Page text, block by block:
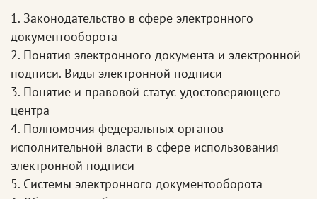
1. Законодательство в сфере электронного
документооборота
2. Понятия электронного документа и электронной
подписи. Виды электронной подписи
3. Понятие и правовой статус удостоверяющего
центра
4. Полномочия федеральных органов
исполнительной власти в сфере использования
электронной подписи
5. Системы электронного документооборота